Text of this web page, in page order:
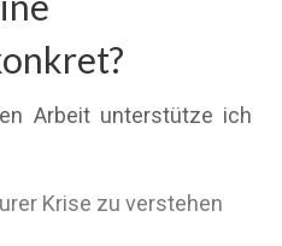
Arbeit unterstütze ich
Krise zu verstehen